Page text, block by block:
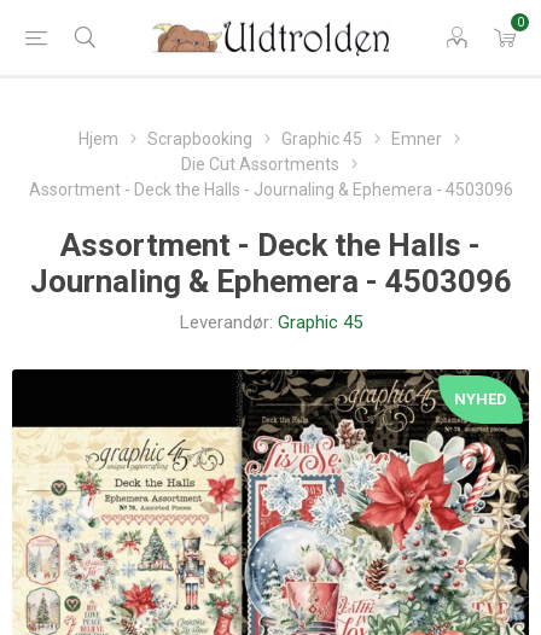
0
Hjem Scrapbooking Graphic 45
Emner
Die Cut Assortments
Assortment - Deck the Halls - Journaling & Ephemera - 4503096
Assortment - Deck the Halls -
Journaling & Ephemera - 4503096
Leverandør: Graphic 45
NYHED